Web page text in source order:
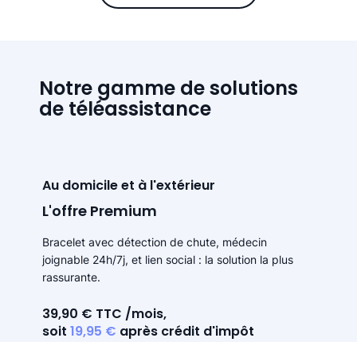
Notre gamme de solutions
de téléassistance
Au domicile et à l'extérieur
L'offre Premium
Bracelet avec détection de chute, médecin
joignable 24h/7j, et lien social : la solution la plus
rassurante.
39,90 € TTC /mois,
soit 19,95 € après crédit d'impôt